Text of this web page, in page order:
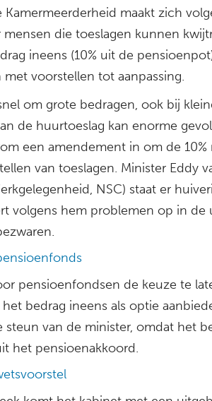
Kamermeerderheid maakt zich
die toeslagen kunnen
ineens (10% uit de
met voorstellen tot aanpassing.
om grote bedragen, ook bij
de huurtoeslag kan enorme
een amendement in om de
van toeslagen. Minister Eddy
NSC) staat er
volgens hem problemen op in de
pensioenfondsen de keuze te
bedrag ineens als optie
steun van de minister, omdat het
het pensioenakkoord.